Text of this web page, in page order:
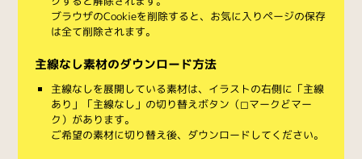
ブラウザのCookieを削除すると、お気に入りページの保存
は全て削除されます。
主線なし素材のダウンロード方法
主線なしを展開している素材は、イラストの右側に「主線
あり」「主線なし」の切り替えボタン（◻︎マークと◼︎マー
ク）があります。
ご希望の素材に切り替え後、ダウンロードしてください。